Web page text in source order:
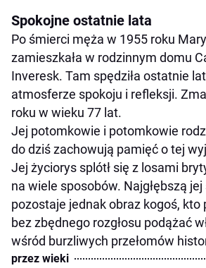
Spokojne ostatnie lata
Po śmierci męża w 1955 roku
zamieszkała w rodzinnym domu
Inveresk. Tam spędziła ostatnie
atmosferze spokoju i refleksji.
roku w wieku 77 lat.
Jej potomkowie i potomkowie
do dziś zachowują pamięć o tej
Jej życiorys splótł się z losami
na wiele sposobów. Najgłębszą
pozostaje jednak obraz kogoś, kto
bez zbędnego rozgłosu podążać
wśród burzliwych przełomów
przez wieki